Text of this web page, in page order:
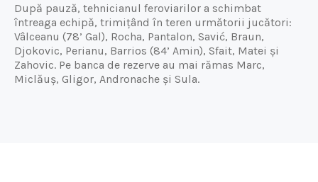
După pauză, tehnicianul feroviarilor a schimbat
întreaga echipă, trimițând în teren următorii jucători:
Vâlceanu (78’ Gal), Rocha, Pantalon, Savić, Braun,
Djokovic, Perianu, Barrios (84’ Amin), Sfait, Matei și
Zahovic. Pe banca de rezerve au mai rămas Marc,
Miclăuș, Gligor, Andronache și Sula.